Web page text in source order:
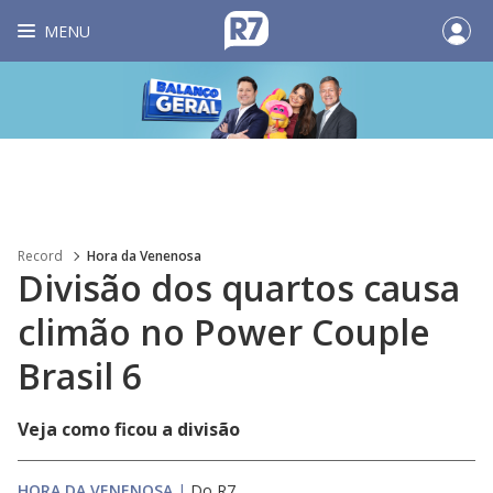
MENU
Record Hora da Venenosa
Divisão dos quartos causa
climão no Power Couple
Brasil 6
Veja como ficou a divisão